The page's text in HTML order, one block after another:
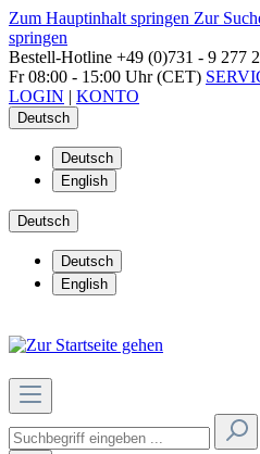
Zum Hauptinhalt springen Zur
springen
Bestell-Hotline +49 (0)731 - 9 277
Fr 08:00 - 15:00 Uhr (CET)
LOGIN | KONTO
Deutsch
Deutsch
English
Deutsch
Deutsch
English